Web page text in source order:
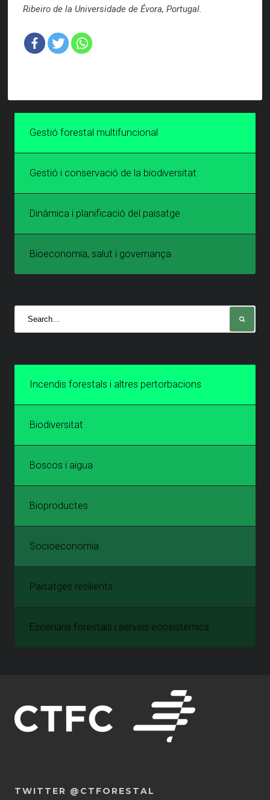
Ribeiro de la Universidade de Évora, Portugal.
Gestió forestal multifuncional
Gestió i conservació de la biodiversitat
Dinàmica i planificació del paisatge
Bioeconomia, salut i governança
Incendis forestals i altres pertorbacions
Biodiversitat
Boscos i aigua
Bioproductes
Socioeconomia
Paisatges resilients
Escenaris forestals i serveis ecosistèmics
TWITTER @CTFORESTAL